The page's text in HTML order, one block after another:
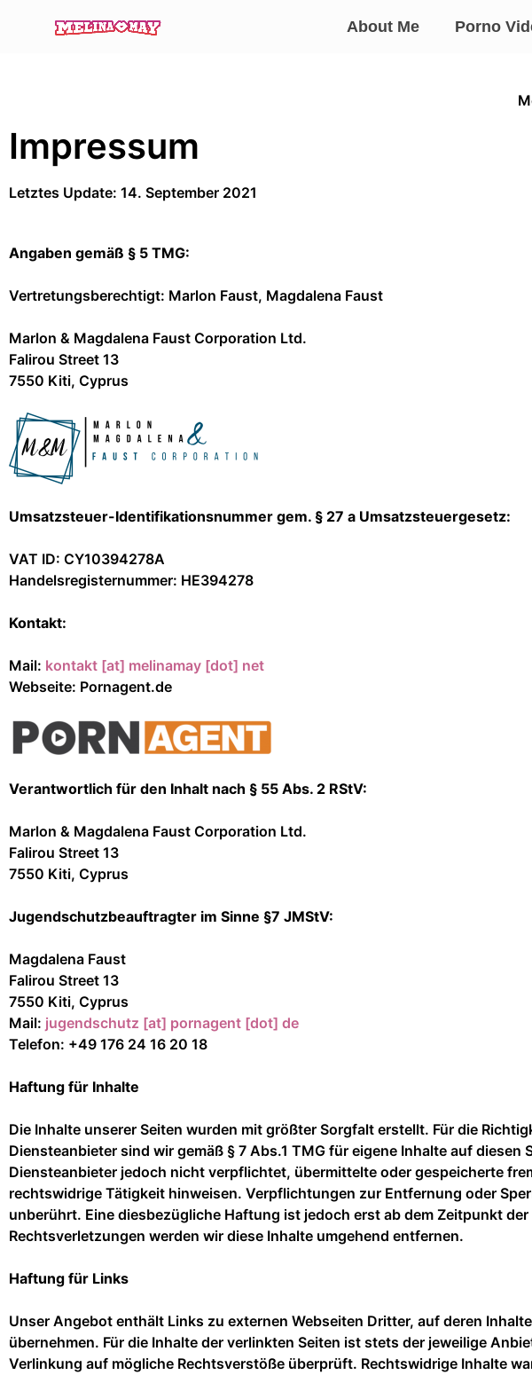
About Me Porno
Impressum
Letztes Update: 14. September 2021
Angaben gemäß § 5 TMG:
Vertretungsberechtigt: Marlon Faust, Magdalena Faust
Marlon & Magdalena Faust Corporation Ltd.
Falirou Street 13
7550 Kiti, Cyprus
Umsatzsteuer-Identifikationsnummer gem. § 27 a Umsatzsteuergesetz:
VAT ID: CY10394278A
Handelsregisternummer: HE394278
Kontakt:
Mail: kontakt [at] melinamay [dot] net
Webseite: Pornagent.de
Verantwortlich für den Inhalt nach § 55 Abs. 2 RStV:
Marlon & Magdalena Faust Corporation Ltd.
Falirou Street 13
7550 Kiti, Cyprus
Jugendschutzbeauftragter im Sinne §7 JMStV:
Magdalena Faust
Falirou Street 13
7550 Kiti, Cyprus
Mail: jugendschutz [at] pornagent [dot] de
Telefon: +49 176 24 16 20 18
Haftung für Inhalte
Die Inhalte unserer Seiten wurden mit größter Sorgfalt erstellt. Für die
Diensteanbieter sind wir gemäß § 7 Abs.1 TMG für eigene Inhalte auf
Diensteanbieter jedoch nicht verpflichtet, übermittelte oder gespeicherte
rechtswidrige Tätigkeit hinweisen. Verpflichtungen zur Entfernung oder
unberührt. Eine diesbezügliche Haftung ist jedoch erst ab dem Zeitpunkt
Rechtsverletzungen werden wir diese Inhalte umgehend entfernen.
Haftung für Links
Unser Angebot enthält Links zu externen Webseiten Dritter, auf deren
übernehmen. Für die Inhalte der verlinkten Seiten ist stets der jeweilige
Verlinkung auf mögliche Rechtsverstöße überprüft. Rechtswidrige Inhalte